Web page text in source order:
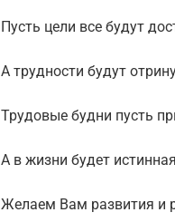
Пусть цели все будут
А трудности будут
Трудовые будни пусть
А в жизни будет
Желаем Вам развития и